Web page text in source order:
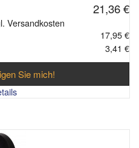
21,36 €
Versandkosten
17,95 €
3,41 €
Sie mich!